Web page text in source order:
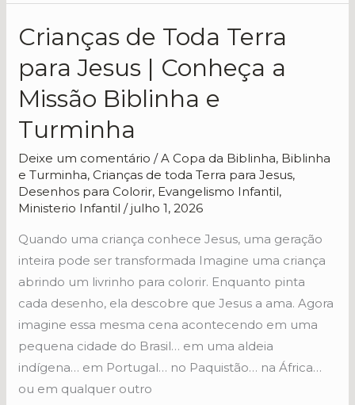
Crianças de Toda Terra
para Jesus | Conheça a
Missão Biblinha e
Turminha
Deixe um comentário /A Copa da Biblinha, Biblinha
e Turminha, Crianças de toda Terra para Jesus,
Desenhos para Colorir, Evangelismo Infantil,
Ministerio Infantil /julho 1, 2026
Quando uma criança conhece Jesus, uma geração
inteira pode ser transformada Imagine uma criança
abrindo um livrinho para colorir. Enquanto pinta
cada desenho, ela descobre que Jesus a ama. Agora
imagine essa mesma cena acontecendo em uma
pequena cidade do Brasil… em uma aldeia
indígena… em Portugal… no Paquistão… na África…
ou em qualquer outro
Crianças
Toda
Terra
Jesus
|
Conheça
a
Biblinha
e
Turminha